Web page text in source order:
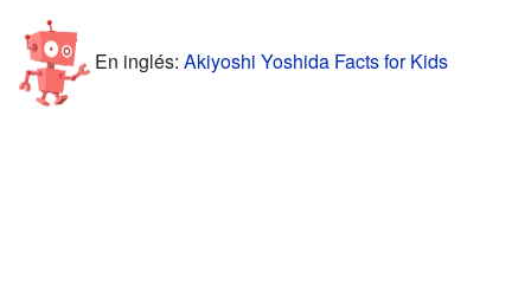
En inglés: Akiyoshi Yoshida Facts for Kids